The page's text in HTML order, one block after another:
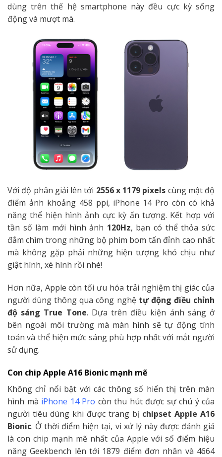
dùng trên thế hệ smartphone này đều cực kỳ sống
động và mượt mà.
Với độ phân giải lên tới 2556 x 1179 pixels cùng mật độ
điểm ảnh khoảng 458 ppi, iPhone 14 Pro còn có khả
năng thể hiện hình ảnh cực kỳ ấn tượng. Kết hợp với
tần số làm mới hình ảnh 120Hz, bạn có thể thỏa sức
đắm chìm trong những bộ phim bom tấn đỉnh cao nhất
mà không gặp phải những hiện tượng khó chịu như
giật hình, xé hình rồi nhé!
Hơn nữa, Apple còn tối ưu hóa trải nghiệm thị giác của
người dùng thông qua công nghệ tự động điều chỉnh
độ sáng True Tone. Dựa trên điều kiện ánh sáng ở
bên ngoài môi trường mà màn hình sẽ tự động tính
toán và thể hiện mức sáng phù hợp nhất với mắt người
sử dụng.
Con chip Apple A16 Bionic mạnh mẽ
Không chỉ nổi bật với các thông số hiển thị trên màn
hình mà iPhone 14 Pro còn thu hút được sự chú ý của
người tiêu dùng khi được trang bị chipset Apple A16
Bionic. Ở thời điểm hiện tại, vi xử lý này được đánh giá
là con chip mạnh mẽ nhất của Apple với số điểm hiệu
năng Geekbench lên tới 1879 điểm đơn nhân và 4664